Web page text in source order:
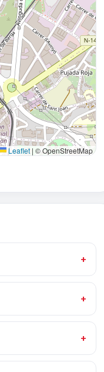
Leaflet | © OpenStreetMap